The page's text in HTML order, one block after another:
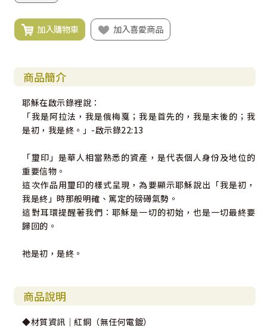
加入購物車 加入喜愛商品
商品簡介
耶穌在啟示錄裡說：
「我是阿拉法，我是俄梅戛；我是首先的，我是末後的；我
是初，我是終。」-啟示錄22:13
「璽印」是華人相當熟悉的資產，是代表個人身份及地位的
重要信物。
這次作品用璽印的樣式呈現，為要顯示耶穌說出「我是初，
我是終」時那般明確、篤定的磅礡氣勢。
這對耳環提醒著我們：耶穌是一切的初始，也是一切最終要
歸回的。
祂是初，是終。
商品說明
◆材質資訊｜紅銅（無任何電鍍）